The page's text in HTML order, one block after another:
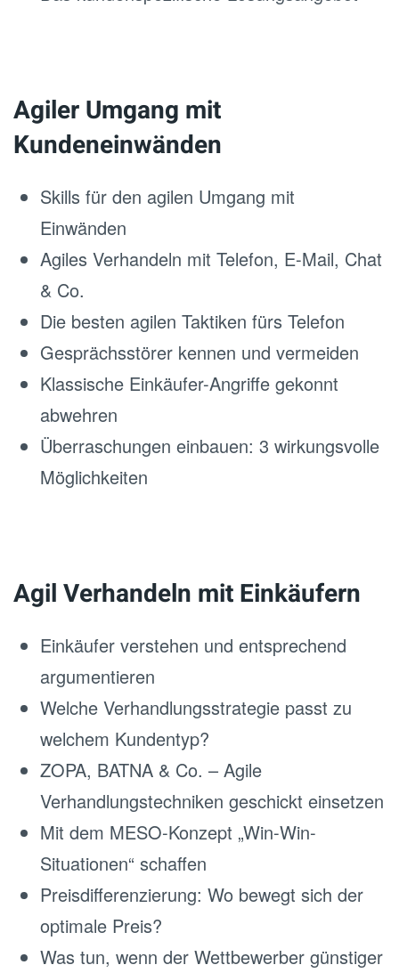
Agiler Umgang mit
Kundeneinwänden
Skills für den agilen Umgang mit
Einwänden
Agiles Verhandeln mit Telefon, E-Mail, Chat
& Co.
Die besten agilen Taktiken fürs Telefon
Gesprächsstörer kennen und vermeiden
Klassische Einkäufer-Angriffe gekonnt
abwehren
Überraschungen einbauen: 3 wirkungsvolle
Möglichkeiten
Agil Verhandeln mit Einkäufern
Einkäufer verstehen und entsprechend
argumentieren
Welche Verhandlungsstrategie passt zu
welchem Kundentyp?
ZOPA, BATNA & Co. – Agile
Verhandlungstechniken geschickt einsetzen
Mit dem MESO-Konzept „Win-Win-
Situationen“ schaffen
Preisdifferenzierung: Wo bewegt sich der
optimale Preis?
Was tun, wenn der Wettbewerber günstiger